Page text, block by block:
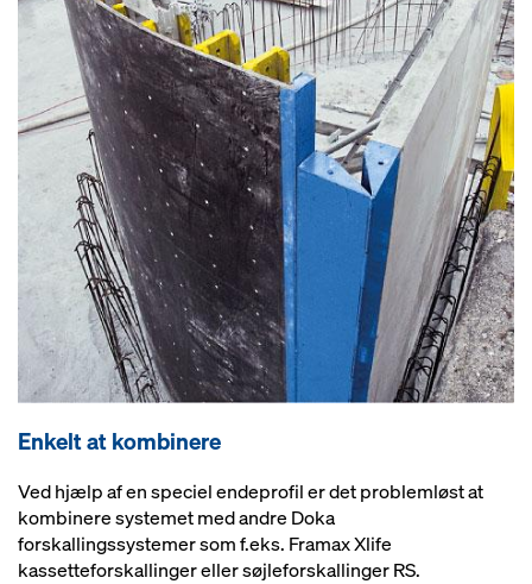
Enkelt at kombinere
Ved hjælp af en speciel endeprofil er det problemløst at
kombinere systemet med andre Doka
forskallingssystemer som f.eks. Framax Xlife
kassetteforskallinger eller søjleforskallinger RS.